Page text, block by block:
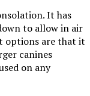
It has
to allow in air
options are that it
canines
on any